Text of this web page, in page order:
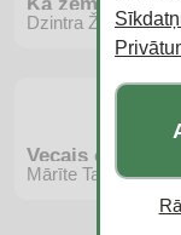
Dzintra Žuravska
Vecais ozols
Mārīte Tabita